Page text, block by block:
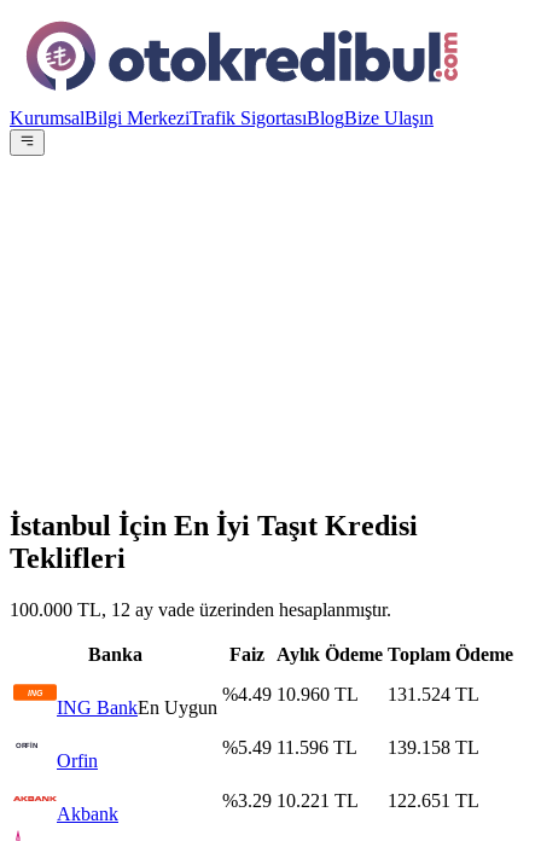
KurumsalBilgi MerkeziTrafik SigortasıBlogBize Ulaşın
İstanbul İçin En İyi Taşıt Kredisi
Teklifleri
100.000 TL, 12 ay vade üzerinden hesaplanmıştır.
Banka Faiz Aylık Ödeme Toplam Ödeme
ING BankEn Uygun
%4.49 10.960 TL 131.524 TL
Orfin
%5.49 11.596 TL 139.158 TL
Akbank
%3.29 10.221 TL 122.651 TL